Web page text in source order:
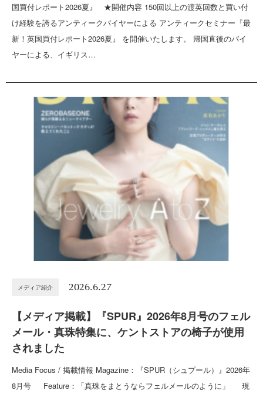
国買付レポート2026夏』 ★開催内容 150回以上の渡英回数と買い付
け経験を誇るアンティークバイヤーによる アンティークセミナー『最
新！英国買付レポート2026夏』 を開催いたします。 帰国直後のバイ
ヤーによる、イギリス…
メディア紹介 2026.6.27
【メディア掲載】『SPUR』2026年8月号のフェル
メール・真珠特集に、ケントストアの椅子が使用
されました
Media Focus / 掲載情報 Magazine：『SPUR（シュプール）』2026年
8月号 Feature：「真珠をまとうならフェルメールのように」 現